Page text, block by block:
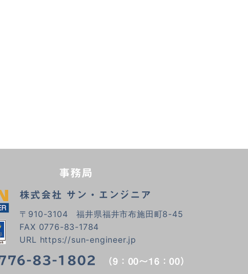
事務局
株式会社 サン・エンジニア
〒910-3104福井県福井市布施田町8-45
FAX 0776-83-1784
URL https://sun-engineer.jp
83-1802 （9：00～16：00）